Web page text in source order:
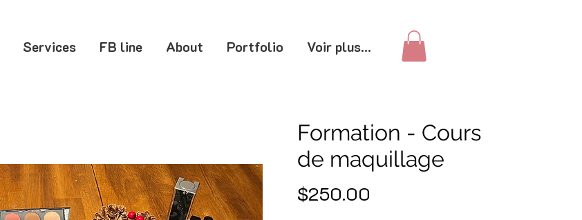
Services FB line About Portfolio Voir plus...
Formation - Cours
de maquillage
$250.00